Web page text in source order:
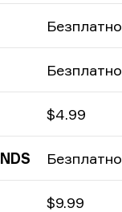
Безплатно
Безплатно
$4.99
Безплатно
$9.99